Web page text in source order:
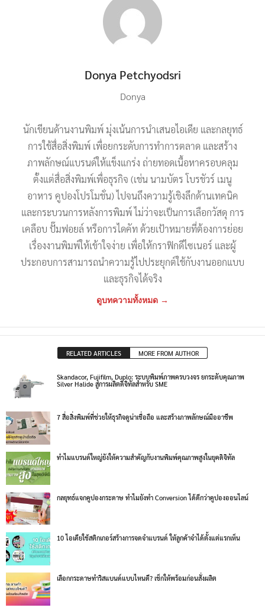
Donya Petchyodsri
Donya
นักเขียนด้านงานพิมพ์ มุ่งเน้นการนำเสนอไอเดีย และกลยุทธ์
การใช้สื่อสิ่งพิมพ์ เพื่อยกระดับการทำการตลาด และสร้าง
ภาพลักษณ์แบรนด์ให้แข็งแกร่ง ถ่ายทอดเนื้อหาครอบคลุม
ตั้งแต่สื่อสิ่งพิมพ์เพื่อธุรกิจ (เช่น นามบัตร โบรชัวร์ เมนู
อาหาร คูปองโปรโมชั่น) ไปจนถึงความรู้เชิงลึกด้านเทคนิค
และกระบวนการหลังการพิมพ์ ไม่ว่าจะเป็นการเลือกวัสดุ การ
เคลือบ ปั๊มฟอยล์ หรือการไดคัท ด้วยเป้าหมายที่ต้องการย่อย
เรื่องงานพิมพ์ให้เข้าใจง่าย เพื่อให้กราฟิกดีไซเนอร์ และผู้
ประกอบการสามารถนำความรู้ไปประยุกต์ใช้กับงานออกแบบ
และธุรกิจได้จริง
ดูบทความทั้งหมด →
RELATED ARTICLES MORE FROM AUTHOR
Skandacor, Fujifilm, Duplo: ระบบพิมพ์ภาพครบวงจร ยกระดับคุณภาพ
Silver Halide สู่การผลิตดิจิทัลสำหรับ SME
7 สื่อสิ่งพิมพ์ที่ช่วยให้ธุรกิจดูน่าเชื่อถือ และสร้างภาพลักษณ์มืออาชีพ
ทำไมแบรนด์ใหญ่ยังให้ความสำคัญกับงานพิมพ์คุณภาพสูงในยุคดิจิทัล
กลยุทธ์แจกคูปองกระดาษ ทำไมยังทำ Conversion ได้ดีกว่าคูปองออนไลน์
10 ไอเดียใช้สติกเกอร์สร้างการจดจำแบรนด์ ให้ลูกค้าจำได้ตั้งแต่แรกเห็น
เลือกกระดาษทำริสแบนด์แบบไหนดี? เช็กให้พร้อมก่อนสั่งผลิต